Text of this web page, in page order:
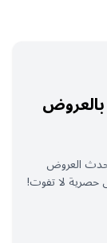
العروض
حصرية لا تفوت!